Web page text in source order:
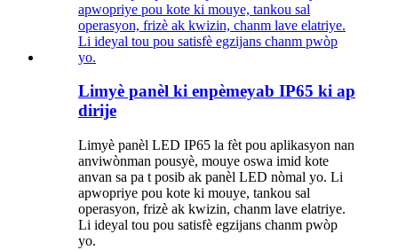
Limyè panèl ki enpèmeyab IP65 ki ap
dirije
Limyè panèl LED IP65 la fèt pou aplikasyon nan
anviwònman pousyè, mouye oswa imid kote
anvan sa pa t posib ak panèl LED nòmal yo. Li
apwopriye pou kote ki mouye, tankou sal
operasyon, frizè ak kwizin, chanm lave elatriye.
Li ideyal tou pou satisfè egzijans chanm pwòp
yo.